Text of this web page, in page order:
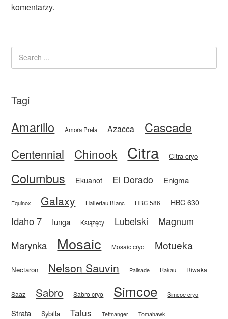
komentarzy.
Tagi
Amarillo Amora Preta Azacca Cascade
Centennial Chinook Citra Citra cryo
Columbus Ekuanot El Dorado Enigma
Equinox Galaxy Hallertau Blanc HBC 586 HBC 630
Idaho 7 Iunga Książęcy Lubelski
Magnum
Marynka
Mosaic Mosaic cryo Motueka
Nectaron Nelson Sauvin Palisade Rakau Riwaka
Saaz Sabro Sabro cryo Simcoe Simcoe cryo
Strata Sybilla Talus Tettnanger Tomahawk